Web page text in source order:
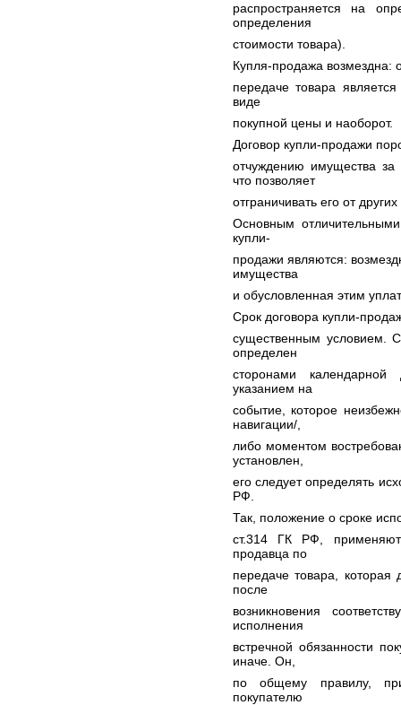
распространяется на
определения
стоимости товара).
Купля-продажа возмездна:
передаче товара
виде
покупной цены и наоборот.
Договор купли-продажи
отчуждению имущества
что позволяет
отграничивать его от
Основным
купли-
продажи являются:
имущества
и обусловленная этим
Срок договора купли-
существенным условием.
определен
сторонами
указанием на
событие, которое
навигации/,
либо моментом
установлен,
его следует определять
РФ.
Так, положение о сроке
ст.314 ГК РФ,
продавца по
передаче товара,
после
возникновения
исполнения
встречной обязанности
иначе. Он,
по общему правилу,
покупателю